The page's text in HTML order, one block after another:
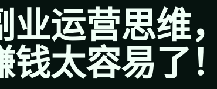
业运营思维
钱太容易了